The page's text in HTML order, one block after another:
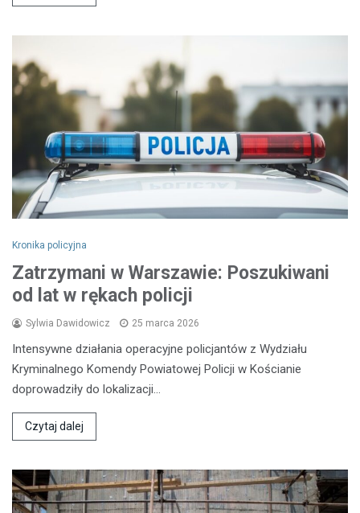
Kronika policyjna
Zatrzymani w Warszawie: Poszukiwani
od lat w rękach policji
Sylwia Dawidowicz 25 marca 2026
Intensywne działania operacyjne policjantów z Wydziału
Kryminalnego Komendy Powiatowej Policji w Kościanie
doprowadziły do lokalizacji…
Czytaj dalej